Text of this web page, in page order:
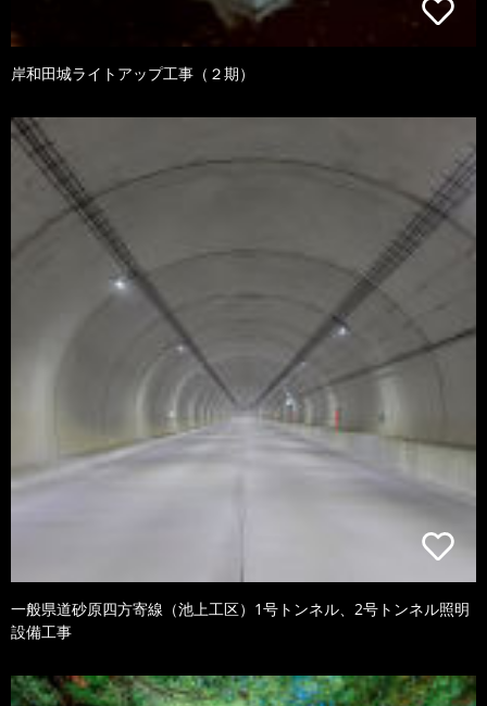
岸和田城ライトアップ工事（２期）
一般県道砂原四方寄線（池上工区）1号トンネル、2号トンネル照明
設備工事